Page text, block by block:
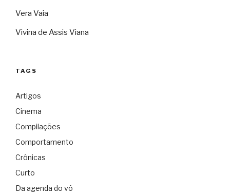
Vera Vaia
Vivina de Assis Viana
TAGS
Artigos
Cinema
Compilações
Comportamento
Crônicas
Curto
Da agenda do vô